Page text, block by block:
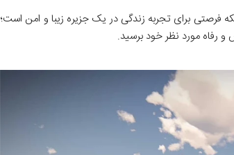
فرصتی برای تجربه زندگی در یک جزیره زیبا و امن است؛
و رفاه مورد نظر خود برسید.